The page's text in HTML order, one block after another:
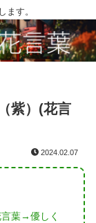
ます。
紫）(花言
2024.02.07
葉→優しく